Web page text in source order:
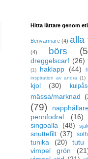
Hitta lättare genom
Benvärmare (4) alla
(4)
börs
dreggelscarf (26)
(1)
haklapp (44)
inspiration av andra (1)
kjol (30)
mässa/marknad
(79)
pennfodral (16)
singoalla (48)
snuttefilt (37)
tunika (20) tutu
vimpel grön